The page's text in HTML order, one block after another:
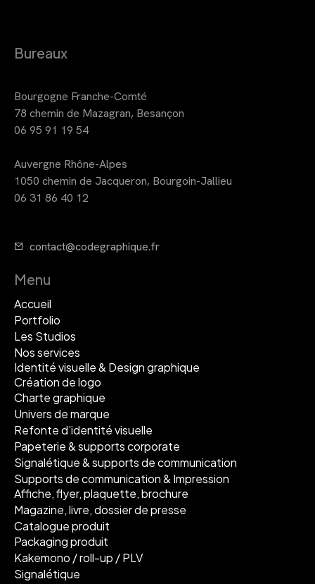
Bureaux
Bourgogne Franche-Comté
78 chemin de Mazagran, Besançon
06 95 91 19 54
Auvergne Rhône-Alpes
1050 chemin de Jacqueron, Bourgoin-Jallieu
06 31 86 40 12
contact@codegraphique.fr
Menu
Accueil
Portfolio
Les Studios
Nos services
Identité visuelle & Design graphique
Création de logo
Charte graphique
Univers de marque
Refonte d’identité visuelle
Papeterie & supports corporate
Signalétique & supports de communication
Supports de communication & Impression
Affiche, flyer, plaquette, brochure
Magazine, livre, dossier de presse
Catalogue produit
Packaging produit
Kakemono / roll-up / PLV
Signalétique